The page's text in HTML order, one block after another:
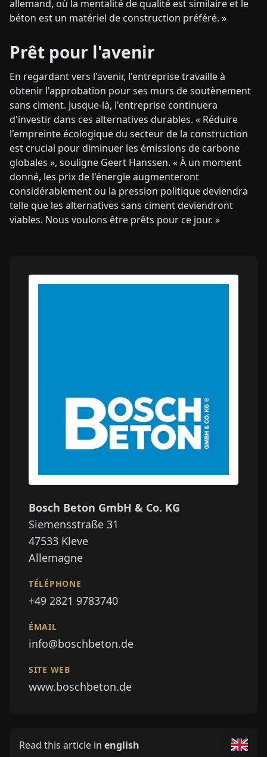
allemand, où la mentalité de qualité est similaire et le
béton est un matériel de construction préféré. »
Prêt pour l'avenir
En regardant vers l'avenir, l'entreprise travaille à
obtenir l'approbation pour ses murs de soutènement
sans ciment. Jusque-là, l'entreprise continuera
d'investir dans ces alternatives durables. « Réduire
l'empreinte écologique du secteur de la construction
est crucial pour diminuer les émissions de carbone
globales », souligne Geert Hanssen. « À un moment
donné, les prix de l'énergie augmenteront
considérablement ou la pression politique deviendra
telle que les alternatives sans ciment deviendront
viables. Nous voulons être prêts pour ce jour. »
Bosch Beton GmbH & Co. KG
Siemensstraße 31
47533 Kleve
Allemagne
TÉLÉPHONE
+49 2821 9783740
ÉMAIL
info@boschbeton.de
SITE WEB
www.boschbeton.de
Read this article in english